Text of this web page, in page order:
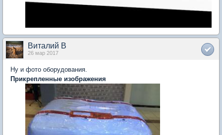
Виталий В
26 мар 2017
Ну и фото оборудования.
Прикрепленные изображения